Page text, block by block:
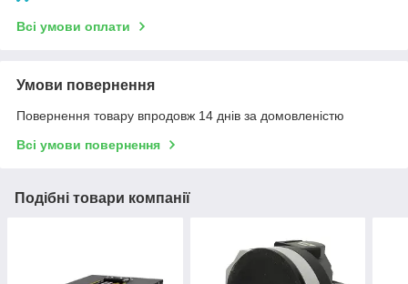
Всі умови оплати
Умови повернення
Повернення товару впродовж 14 днів за домовленістю
Всі умови повернення
Подібні товари компанії